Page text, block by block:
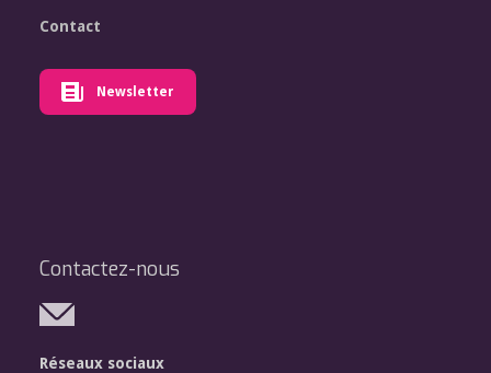
Contact
Newsletter
Contactez-nous
Réseaux sociaux